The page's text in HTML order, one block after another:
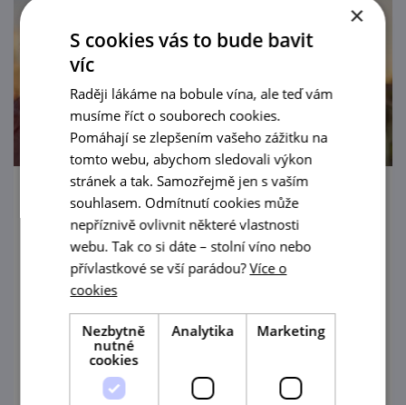
ČERVÁNKY - lounge & chill out party ve
Vinařství Nešetřil
15. 8. '26
Přijměte pozvání na letní podvečer plný
pohody ve Vinařství Nešetřil a užijte si
kouzelnou atmosféru srpnového večera s
dobrým vínem, červánky a příjemnou
hudbou.
prohlédnout
×
S cookies vás to bude bavit
víc
Raději lákáme na bobule vína, ale teď vám
musíme říct o souborech cookies.
Pomáhají se zlepšením vašeho zážitku na
tomto webu, abychom sledovali výkon
stránek a tak. Samozřejmě jen s vaším
souhlasem. Odmítnutí cookies může
nepříznivě ovlivnit některé vlastnosti
webu. Tak co si dáte – stolní víno nebo
přívlastkové se vší parádou?Více o
cookies
Nezbytně
nutné
cookies
Analytika Marketing